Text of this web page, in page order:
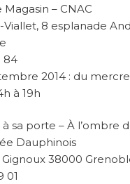
Magasin – CNAC
8 esplanade
84
2014 : du
à 19h
à sa porte – À l’ombre
Dauphinois
38000
01